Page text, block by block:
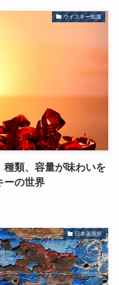
ウイスキー知識
種類、容量が味わいを
ーの世界
日本蒸溜所